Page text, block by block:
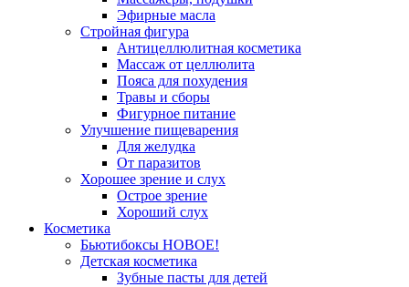
Эфирные масла
Стройная фигура
Антицеллюлитная косметика
Массаж от целлюлита
Пояса для похудения
Травы и сборы
Фигурное питание
Улучшение пищеварения
Для желудка
От паразитов
Хорошее зрение и слух
Острое зрение
Хороший слух
Косметика
Бьютибоксы НОВОЕ!
Детская косметика
Зубные пасты для детей